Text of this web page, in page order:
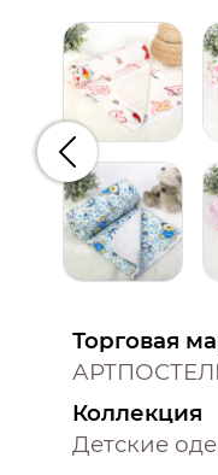
Предыдущий
Торговая
Коллекция